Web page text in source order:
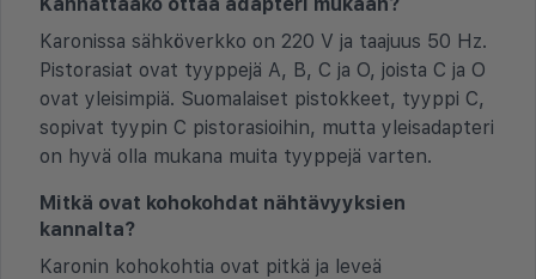
Karonissa sähköverkko on 220 V ja taajuus 50 Hz.
Pistorasiat ovat tyyppejä A, B, C ja O, joista C ja O
ovat yleisimpiä. Suomalaiset pistokkeet, tyyppi C,
sopivat tyypin C pistorasioihin, mutta yleisadapteri
on hyvä olla mukana muita tyyppejä varten.
Mitkä ovat kohokohdat nähtävyyksien
kannalta?
Karonin kohokohtia ovat pitkä ja leveä